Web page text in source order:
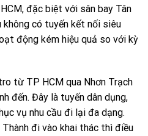
đặc biệt với sân bay Tân
không có tuyến kết nối siêu
động kém hiệu quả so với kỳ
từ TP HCM qua Nhơn Trạch
đến. Đây là tuyến dân dụng,
vụ nhu cầu đi lại đa dạng.
Thành đi vào khai thác thì điều